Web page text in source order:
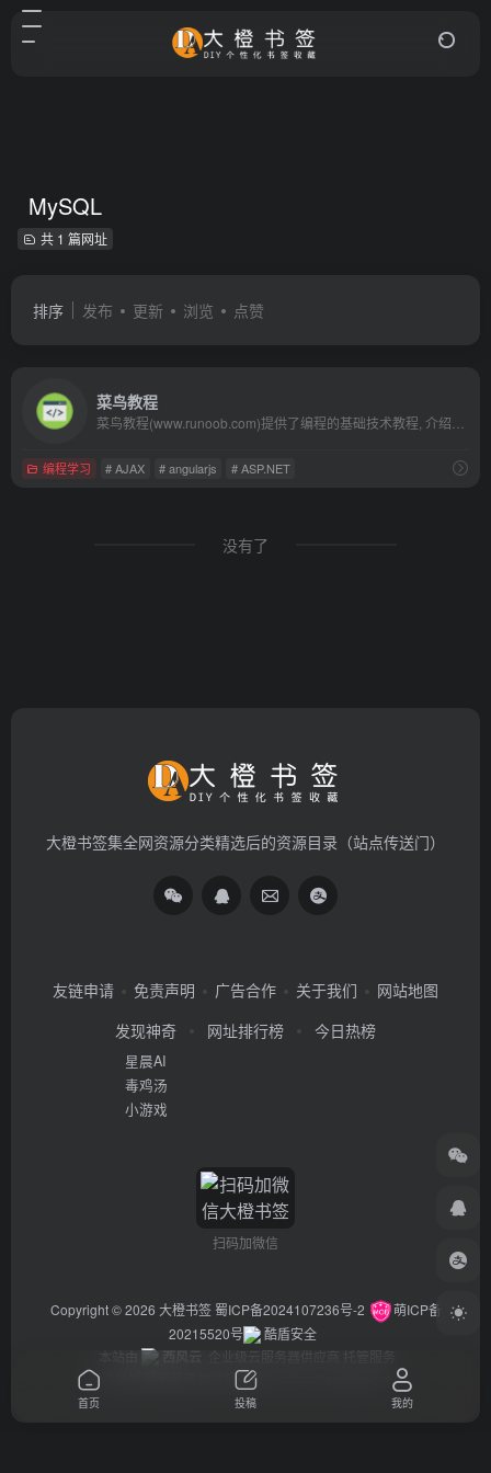
MySQL
共 1 篇网址
排序 发布 更新 浏览 点赞
菜鸟教程
编程学习 # AJAX # angularjs # ASP.NET
没有了
大橙书签集全网资源分类精选后的资源目录（站点传送门）
友链申请 免责声明 广告合作 关于我们
网站地图
发现神奇
星晨AI
毒鸡汤
小游戏
网址排行榜 今日热榜
扫码加微信
Copyright © 2026 大橙书签 蜀ICP备2024107236号-2
萌ICP备
20215520号
酷盾安全
本站由
西风云 企业级云服务器供应商 托管服务
违法举报/投稿等事物联系邮箱：arch_chen@qq.com
首页 投稿 我的